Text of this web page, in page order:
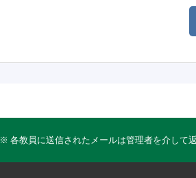
※ 各教員に送信されたメールは管理者を介して